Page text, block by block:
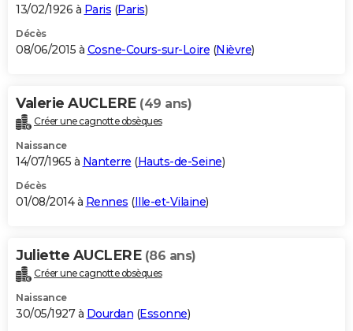
13/02/1926 à Paris (Paris)
Décès
08/06/2015 à Cosne-Cours-sur-Loire (Nièvre)
Valerie AUCLERE (49 ans)
Créer une cagnotte obsèques
Naissance
14/07/1965 à Nanterre (Hauts-de-Seine)
Décès
01/08/2014 à Rennes (Ille-et-Vilaine)
Juliette AUCLERE (86 ans)
Créer une cagnotte obsèques
Naissance
30/05/1927 à Dourdan (Essonne)